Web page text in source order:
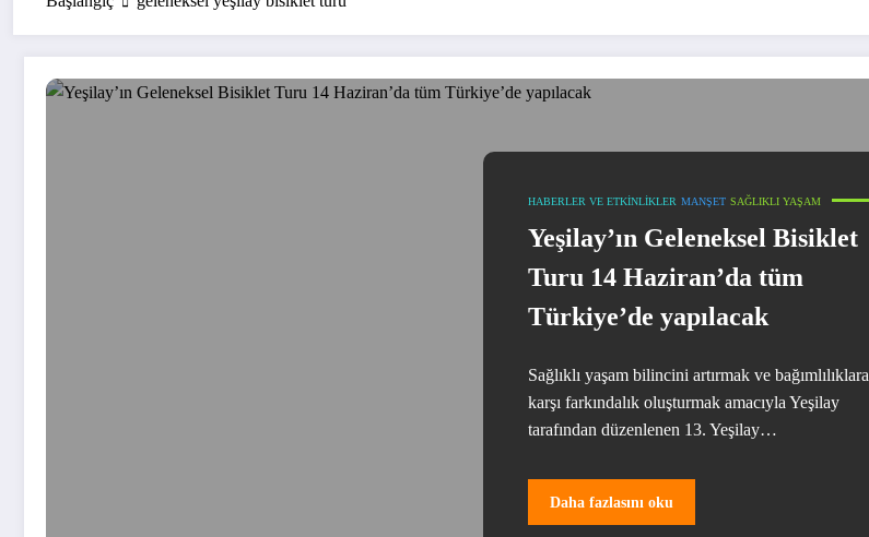
HABERLER VE ETKINLIKLER MANŞET SAĞLIKLI YAŞAM
Yeşilay’ın Geleneksel Bisiklet
Turu 14 Haziran’da tüm
Türkiye’de yapılacak
Sağlıklı yaşam bilincini artırmak ve bağımlılıklara
karşı farkındalık oluşturmak amacıyla Yeşilay
tarafından düzenlenen 13. Yeşilay…
Daha fazlasını oku